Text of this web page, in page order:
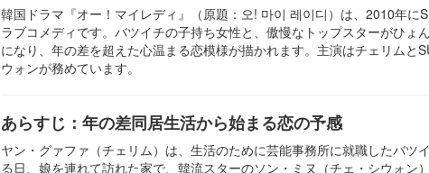
韓国ドラマ『オー！マイレディ』（原題：오! 마이 레이디）は、2010年に
ラブコメディです。バツイチの子持ち女性と、傲慢なトップスターがひょ
になり、年の差を超えた心温まる恋模様が描かれます。主演はチェリムと
ウォンが務めています。
あらすじ：年の差同居生活から始まる恋の予感
ヤン・グァファ（チェリム）は、生活のために芸能事務所に就職したバツ
る日、娘を連れて訪れた家で、韓流スターのソン・ミヌ（チェ・シウォン